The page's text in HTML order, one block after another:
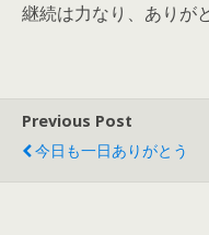
継続は力なり、ありが
Previous Post
今日も一日ありがとう